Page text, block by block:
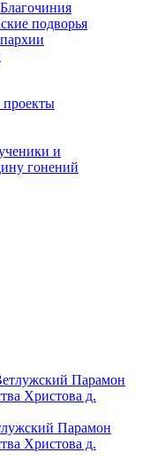
Благочиния
подворья
проекты
и
гонений
Парамон
Христова д.